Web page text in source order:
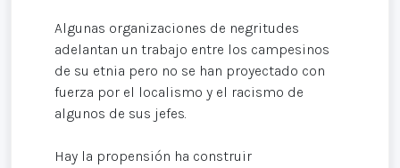
Algunas organizaciones de negritudes
adelantan un trabajo entre los campesinos
de su etnia pero no se han proyectado con
fuerza por el localismo y el racismo de
algunos de sus jefes.
Hay la propensión ha construir